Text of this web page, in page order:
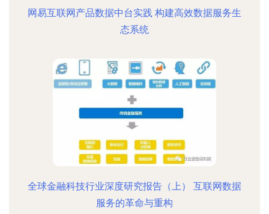
网易互联网产品数据中台实践 构建高效数据服务生
态系统
全球金融科技行业深度研究报告（上） 互联网数据
服务的革命与重构